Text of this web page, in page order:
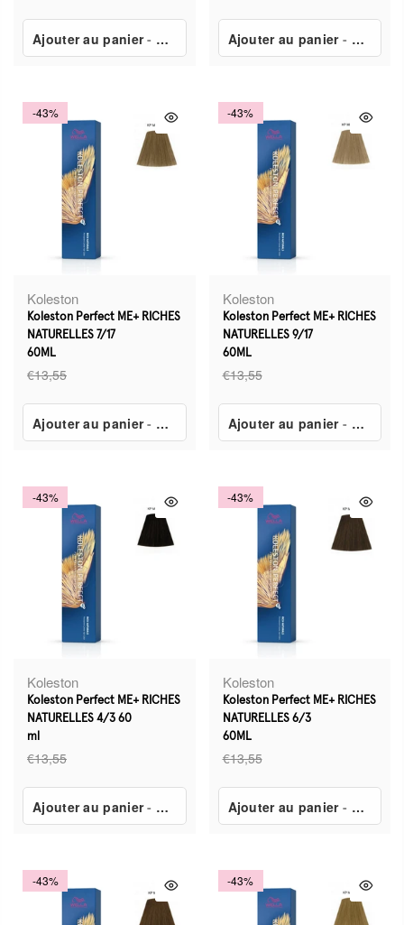
Ajouter au panier- €7,80 Ajouter au panier- €7,80
-43%
Koleston
Koleston Perfect ME+ RICHES
NATURELLES 7/17
60ML
€13,55
Ajouter au panier- €7,80
-43%
Koleston
Koleston Perfect ME+ RICHES
NATURELLES 9/17
60ML
€13,55
Ajouter au panier- €7,80
-43%
Koleston
Koleston Perfect ME+ RICHES
NATURELLES 4/3 60
ml
€13,55
Ajouter au panier- €7,80
-43%
Koleston
Koleston Perfect ME+ RICHES
NATURELLES 6/3
60ML
€13,55
Ajouter au panier- €7,80
-43% -43%